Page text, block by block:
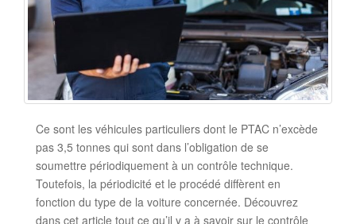
Ce sont les véhicules particuliers dont le PTAC n’excède
pas 3,5 tonnes qui sont dans l’obligation de se
soumettre périodiquement à un contrôle technique.
Toutefois, la périodicité et le procédé diffèrent en
fonction du type de la voiture concernée. Découvrez
dans cet article tout ce qu’il y a à savoir sur le contrôle